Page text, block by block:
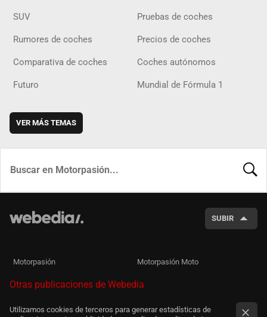
SUV Pruebas de coches
Rumores de coches Precios de coches
Comparativa de coches Coches autónomos
Futuro Mundial de Fórmula 1
VER MÁS TEMAS
SUBIR
Motorpasión Motorpasión Moto
Otras publicaciones de Webedia
Utilizamos cookies de terceros para generar estadísticas de